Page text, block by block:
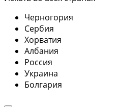
Черногория
Сербия
Хорватия
Албания
Россия
Украина
Болгария